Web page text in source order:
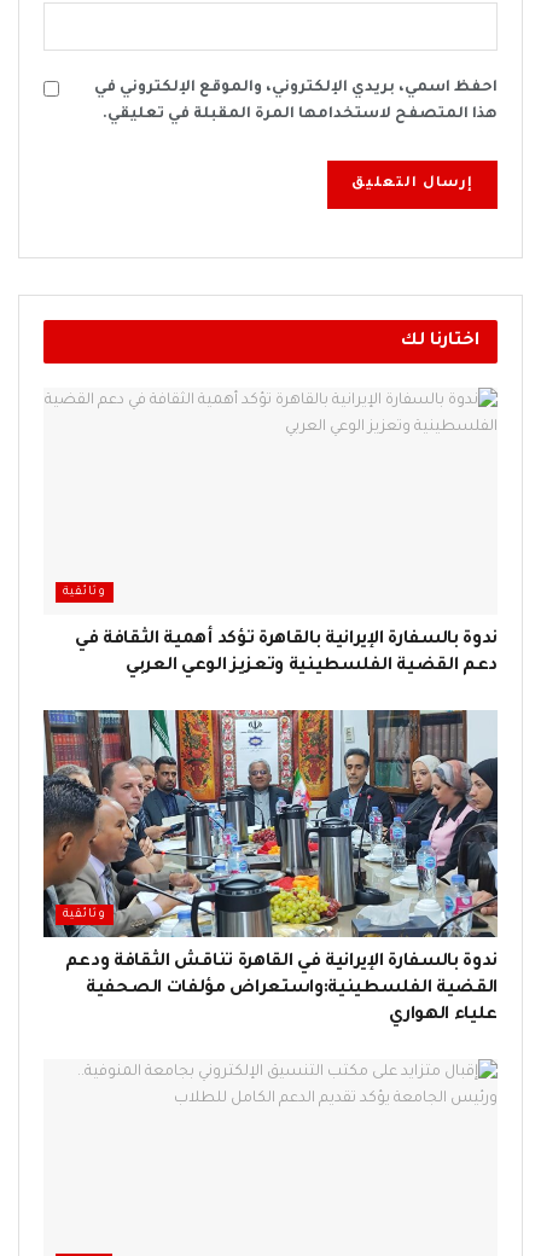
احفظ اسمي، بريدي الإلكتروني، والموقع الإلكتروني في
هذا المتصفح لاستخدامها المرة المقبلة في تعليقي.
اختارنا لك
وثائقية
ندوة بالسفارة الإيرانية بالقاهرة تؤكد أهمية الثقافة في
دعم القضية الفلسطينية وتعزيز الوعي العربي
وثائقية
ندوة بالسفارة الإيرانية في القاهرة تناقش الثقافة ودعم
القضية الفلسطينية:واستعراض مؤلفات الصحفية
علياء الهواري